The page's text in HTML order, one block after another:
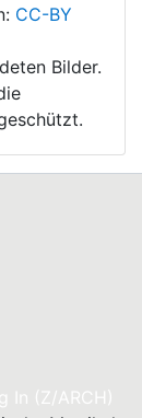
CC-BY
Bilder.
In (Z/ARCH)